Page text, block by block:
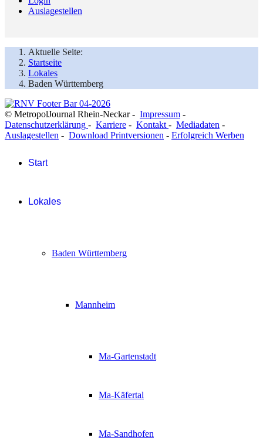
Auslagestellen
Aktuelle Seite:
Startseite
Lokales
Baden Württemberg
© MetropolJournal Rhein-Neckar - Impressum -
Datenschutzerklärung - Karriere - Kontakt - Mediadaten -
Auslagestellen - Download Printversionen - Erfolgreich Werben
Start
Lokales
Baden Württemberg
Mannheim
Ma-Gartenstadt
Ma-Käfertal
Ma-Sandhofen